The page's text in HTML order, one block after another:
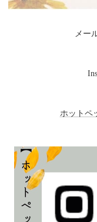
メー
ホットペ